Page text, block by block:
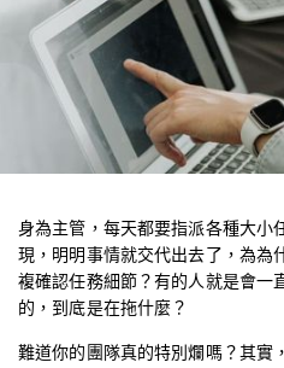
身為主管，每天都要指派各種大小
現，明明事情就交代出去了，為為
複確認任務細節？有的人就是會一
的，到底是在拖什麼？
難道你的團隊真的特別爛嗎？其實